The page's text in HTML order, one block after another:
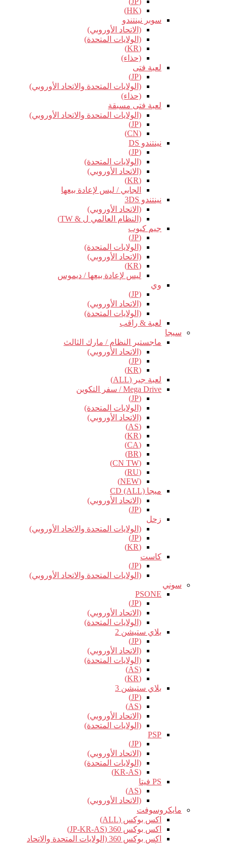
(HK)
سوبر نينتندو
(الاتحاد الأوروبي)
(الولايات المتحدة)
(KR)
(حذاء)
لعبة فتى
(JP)
(الولايات المتحدة والاتحاد الأوروبي)
(حذاء)
لعبة فتى مسبقة
(الولايات المتحدة والاتحاد الأوروبي)
(JP)
(CN)
نينتندو DS
(JP)
(الولايات المتحدة)
(الاتحاد الأوروبي)
(KR)
الجابي / ليس لإعادة بيعها
نينتندو 3DS
(الاتحاد الأوروبي)
(النظام العالمي ل & TW)
جيم كيوب
(JP)
(الولايات المتحدة)
(الاتحاد الأوروبي)
(KR)
ليس لإعادة بيعها / ديموس
وي
(JP)
(الاتحاد الأوروبي)
(الولايات المتحدة)
لعبة & راقب
سيجا
ماجستير النظام / مارك الثالث
(الاتحاد الأوروبي)
(JP)
(KR)
لعبة جير (ALL)
Mega Drive / سفر التكوين
(JP)
(الولايات المتحدة)
(الاتحاد الأوروبي)
(AS)
(KR)
(CA)
(BR)
(CN TW)
(RU)
(NEW)
ميجا CD (ALL)
(الاتحاد الأوروبي)
(JP)
زحل
(الولايات المتحدة والاتحاد الأوروبي)
(JP)
(KR)
كاست
(JP)
(الولايات المتحدة والاتحاد الأوروبي)
سوني
PSONE
(JP)
(الاتحاد الأوروبي)
(الولايات المتحدة)
بلاي ستيشن 2
(JP)
(الاتحاد الأوروبي)
(الولايات المتحدة)
(AS)
(KR)
بلاي ستيشن 3
(JP)
(AS)
(الاتحاد الأوروبي)
(الولايات المتحدة)
PSP
(JP)
(الاتحاد الأوروبي)
(الولايات المتحدة)
(KR-AS)
PS فيتا
(AS)
(الاتحاد الأوروبي)
مايكروسوفت
اكس بوكس (ALL)
اكس بوكس 360 (JP-KR-AS)
اكس بوكس 360 (الولايات المتحدة والاتحاد